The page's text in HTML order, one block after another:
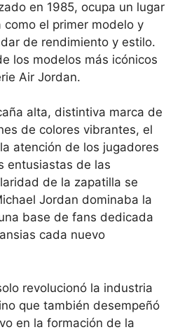
en 1985, ocupa un lugar
como el primer modelo y
de rendimiento y estilo.
los modelos más icónicos
Air Jordan.
alta, distintiva marca de
de colores vibrantes, el
atención de los jugadores
entusiastas de las
de la zapatilla se
Jordan dominaba la
base de fans dedicada
cada nuevo
revolucionó la industria
que también desempeñó
en la formación de la